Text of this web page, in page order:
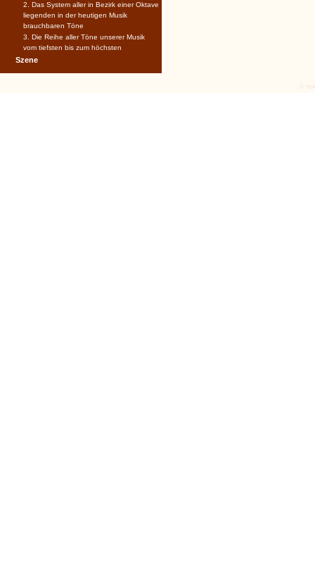
2. Das System aller in Bezirk einer Oktave
liegenden in der heutigen Musik
brauchbaren Töne
3. Die Reihe aller Töne unserer Musik
vom tiefsten bis zum höchsten
Szene